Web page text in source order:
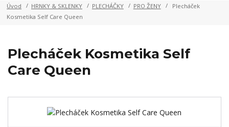
Úvod HRNKY & SKLENKY PLECHÁČKY PRO ŽENY
Plecháček
Kosmetika Self Care Queen
Plecháček Kosmetika Self
Care Queen